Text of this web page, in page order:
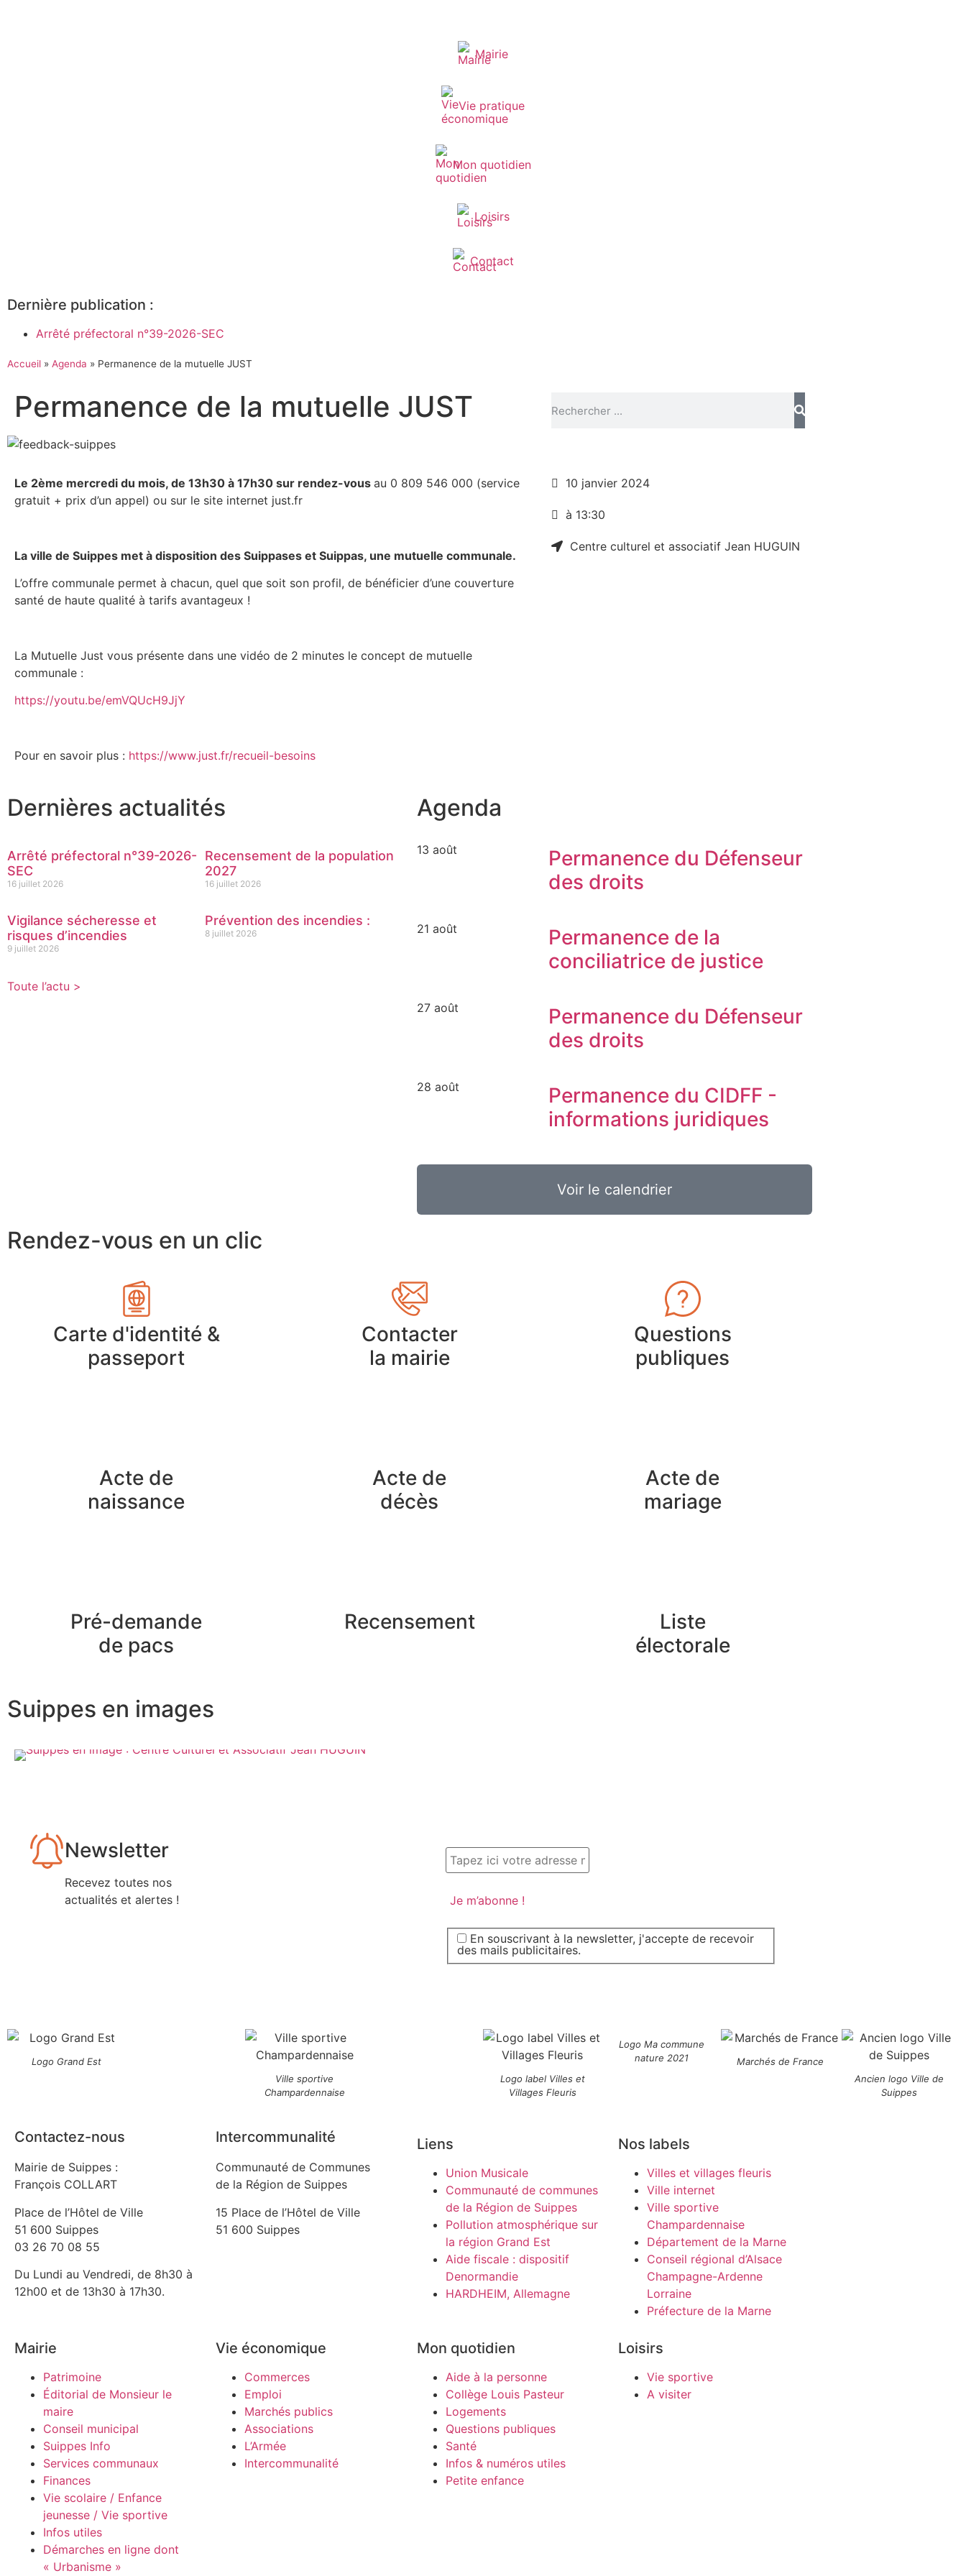
Mairie
Vie pratique
Mon quotidien
Loisirs
Contact
Dernière publication :
Arrêté préfectoral n°39-2026-SEC
Accueil » Agenda » Permanence de la mutuelle JUST
Permanence de la mutuelle JUST
Le 2ème mercredi du mois, de 13h30 à 17h30 sur rendez-vous au 0 809 546 000 (service
gratuit + prix d’un appel) ou sur le site internet just.fr
La ville de Suippes met à disposition des Suippases et Suippas, une mutuelle communale.
L’offre communale permet à chacun, quel que soit son profil, de bénéficier d’une couverture
santé de haute qualité à tarifs avantageux !
La Mutuelle Just vous présente dans une vidéo de 2 minutes le concept de mutuelle
communale :
https://youtu.be/emVQUcH9JjY
Pour en savoir plus : https://www.just.fr/recueil-besoins
10 janvier 2024
à 13:30
Centre culturel et associatif Jean HUGUIN
Dernières actualités
Arrêté préfectoral n°39-2026-
SEC
16 juillet 2026
Recensement de la population
2027
16 juillet 2026
Vigilance sécheresse et
risques d’incendies
9 juillet 2026
Prévention des incendies :
8 juillet 2026
Toute l’actu >
Agenda
13 août
Permanence du Défenseur
des droits
21 août
Permanence de la
conciliatrice de justice
27 août
Permanence du Défenseur
des droits
28 août
Permanence du CIDFF -
informations juridiques
Voir le calendrier
Rendez-vous en un clic
Carte d'identité &
passeport
Contacter
la mairie
Questions
publiques
Acte de
naissance
Acte de
décès
Acte de
mariage
Pré-demande
de pacs
Recensement
Liste
électorale
Suippes en images
Newsletter
Recevez toutes nos
actualités et alertes !
En souscrivant à la newsletter, j'accepte de recevoir
des mails publicitaires.
Logo Grand Est
Ville sportive
Champardennaise
Logo label Villes et
Villages Fleuris
Logo Ma commune
nature 2021
Marchés de France
Ancien logo Ville de
Suippes
Contactez-nous
Mairie de Suippes :
François COLLART
Place de l’Hôtel de Ville
51 600 Suippes
03 26 70 08 55
Du Lundi au Vendredi, de 8h30 à
12h00 et de 13h30 à 17h30.
Intercommunalité
Communauté de Communes
de la Région de Suippes
15 Place de l’Hôtel de Ville
51 600 Suippes
Liens
Union Musicale
Communauté de communes
de la Région de Suippes
Pollution atmosphérique sur
la région Grand Est
Aide fiscale : dispositif
Denormandie
HARDHEIM, Allemagne
Nos labels
Villes et villages fleuris
Ville internet
Ville sportive
Champardennaise
Département de la Marne
Conseil régional d’Alsace
Champagne-Ardenne
Lorraine
Préfecture de la Marne
Mairie
Patrimoine
Éditorial de Monsieur le
maire
Conseil municipal
Suippes Info
Services communaux
Finances
Vie scolaire / Enfance
jeunesse / Vie sportive
Infos utiles
Démarches en ligne dont
« Urbanisme »
Vie économique
Commerces
Emploi
Marchés publics
Associations
L’Armée
Intercommunalité
Mon quotidien
Aide à la personne
Collège Louis Pasteur
Logements
Questions publiques
Santé
Infos & numéros utiles
Petite enfance
Loisirs
Vie sportive
A visiter